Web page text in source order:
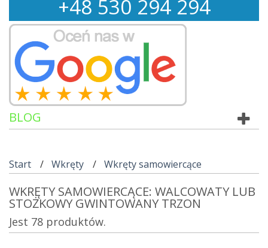
+48 530 294 294
BLOG
Start Wkręty Wkręty samowiercące
WKRĘTY SAMOWIERCĄCE: WALCOWATY LUB
STOŻKOWY GWINTOWANY TRZON
Jest 78 produktów.